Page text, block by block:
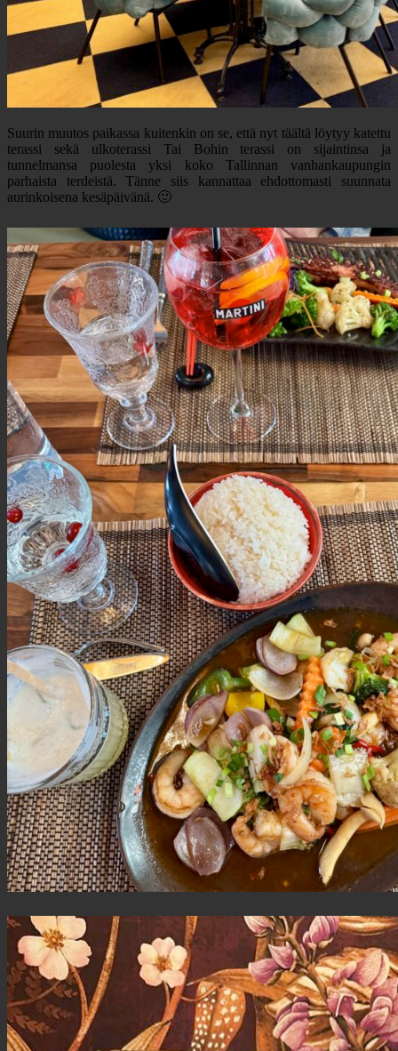
Suurin muutos paikassa kuitenkin on se, että nyt täältä löytyy katettu
terassi sekä ulkoterassi Tai Bohin terassi on sijaintinsa ja
tunnelmansa puolesta yksi koko Tallinnan vanhankaupungin
parhaista terdeistä. Tänne siis kannattaa ehdottomasti suunnata
aurinkoisena kesäpäivänä. 🙂